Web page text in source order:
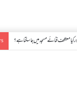
معتکف فنائے مسجد میں جا سکتا ہے؟